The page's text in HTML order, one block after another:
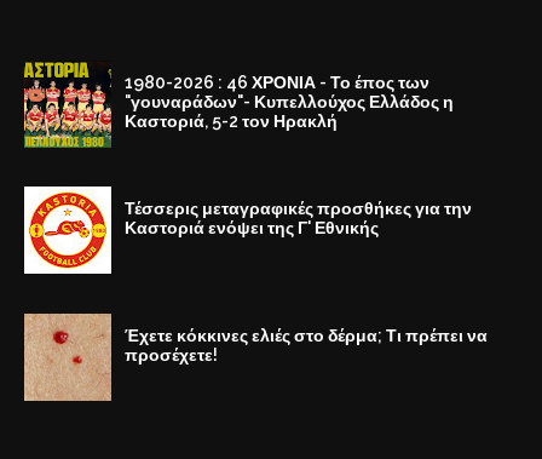
1980-2026 : 46 ΧΡΟΝΙΑ - Το έπος των
"γουναράδων"- Κυπελλούχος Ελλάδος η
Καστοριά, 5-2 τον Ηρακλή
Τέσσερις μεταγραφικές προσθήκες για την
Καστοριά ενόψει της Γ' Εθνικής
Έχετε κόκκινες ελιές στο δέρμα; Τι πρέπει να
προσέχετε!